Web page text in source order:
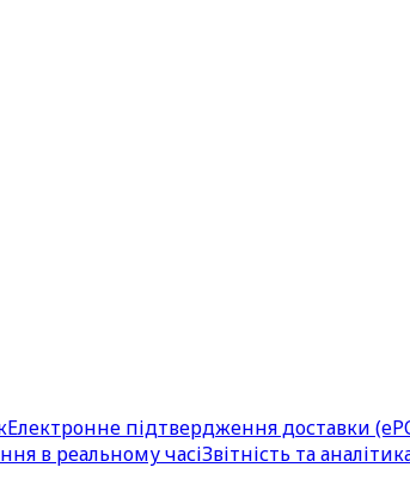
Електронне підтвердження доставки
в реальному часіЗвітність та